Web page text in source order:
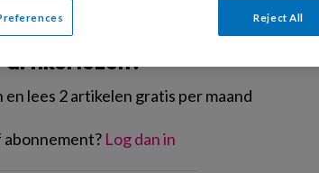
lezen?
lees 2 artikelen gratis per maand
Log dan in
Reject All